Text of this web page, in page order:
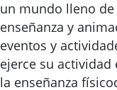
un mundo lleno
enseñanza y
eventos y
ejerce su actividad
la enseñanza